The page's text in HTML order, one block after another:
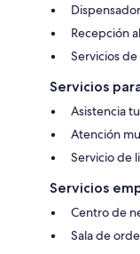
Recepción
Servicios
Servicios
Asistencia
Atención
Servicio de
Servicios
Centro de
Sala de